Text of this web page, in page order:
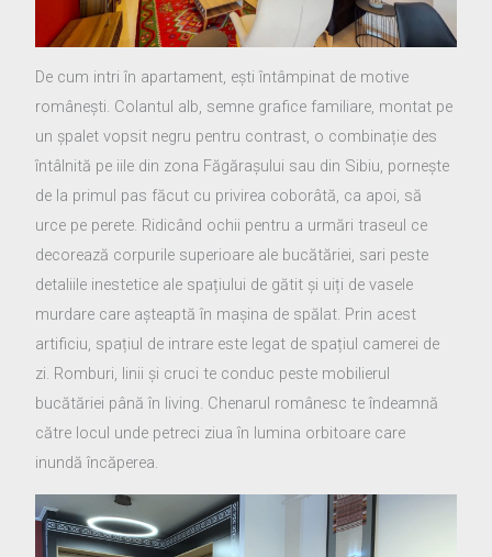
De cum intri în apartament, ești întâmpinat de motive
românești. Colantul alb, semne grafice familiare, montat pe
un șpalet vopsit negru pentru contrast, o combinație des
întâlnită pe iile din zona Făgărașului sau din Sibiu, pornește
de la primul pas făcut cu privirea coborâtă, ca apoi, să
urce pe perete. Ridicând ochii pentru a urmări traseul ce
decorează corpurile superioare ale bucătăriei, sari peste
detaliile inestetice ale spațiului de gătit și uiți de vasele
murdare care așteaptă în mașina de spălat. Prin acest
artificiu, spațiul de intrare este legat de spațiul camerei de
zi. Romburi, linii și cruci te conduc peste mobilierul
bucătăriei până în living. Chenarul românesc te îndeamnă
către locul unde petreci ziua în lumina orbitoare care
inundă încăperea.